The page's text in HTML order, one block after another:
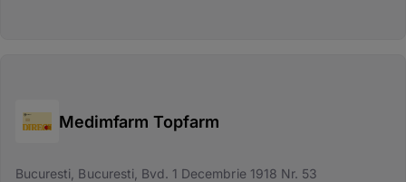
Medimfarm Topfarm
Bucuresti, Bucuresti, Bvd. 1 Decembrie 1918 Nr. 53